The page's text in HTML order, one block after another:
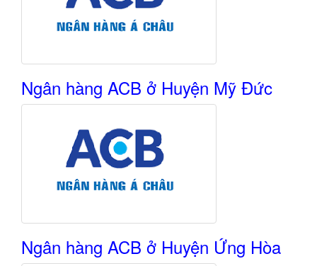
Ngân hàng ACB ở Huyện Mỹ Đức
Ngân hàng ACB ở Huyện Ứng Hòa